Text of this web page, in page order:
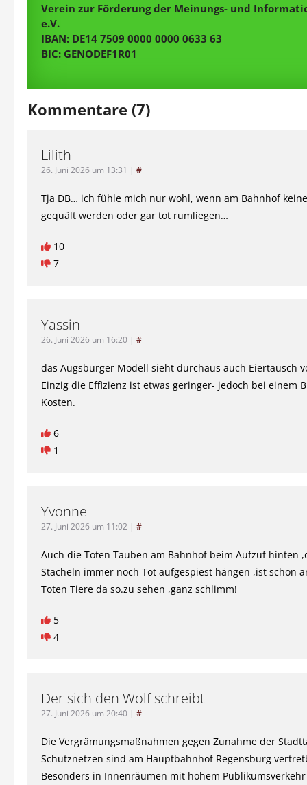
Verein zur Förderung der Meinungs- und
e.V.
IBAN: DE14 7509 0000 0000 0633 63
BIC: GENODEF1R01
Kommentare (7)
Lilith
26. Juni 2026 um 13:31 | #
Tja DB… ich fühle mich nur wohl, wenn am Bahnhof
gequält werden oder gar tot rumliegen…
10
7
Yassin
26. Juni 2026 um 16:20 | #
das Augsburger Modell sieht durchaus auch Eiertausch
Einzig die Effizienz ist etwas geringer- jedoch bei einem
Kosten.
6
1
Yvonne
27. Juni 2026 um 11:02 | #
Auch die Toten Tauben am Bahnhof beim Aufzuf hinten
Stacheln immer noch Tot aufgespiest hängen ,ist schon
Toten Tiere da so.zu sehen ,ganz schlimm!
5
4
Der sich den Wolf schreibt
27. Juni 2026 um 20:40 | #
Die Vergrämungsmaßnahmen gegen Zunahme der
Schutznetzen sind am Hauptbahnhof Regensburg
Besonders in Innenräumen mit hohem